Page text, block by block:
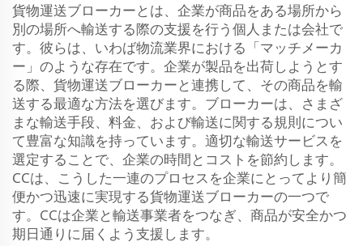
貨物運送ブローカーとは、企業が商品をある場所から
別の場所へ輸送する際の支援を行う個人または会社で
す。彼らは、いわば物流業界における「マッチメーカ
ー」のような存在です。企業が製品を出荷しようとす
る際、貨物運送ブローカーと連携して、その商品を輸
送する最適な方法を選びます。ブローカーは、さまざ
まな輸送手段、料金、および輸送に関する規則につい
て豊富な知識を持っています。適切な輸送サービスを
選定することで、企業の時間とコストを節約します。
CCは、こうした一連のプロセスを企業にとってより簡
便かつ迅速に実現する貨物運送ブローカーの一つで
す。CCは企業と輸送事業者をつなぎ、商品が安全かつ
期日通りに届くよう支援します。